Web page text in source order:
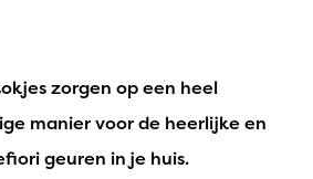
zorgen op een heel
manier voor de heerlijke en
geuren in je huis.